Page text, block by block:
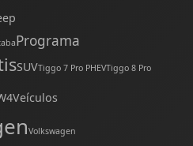
Programa
SUVTiggo 7 Pro PHEVTiggo 8 Pro
Veículos
Volkswagen